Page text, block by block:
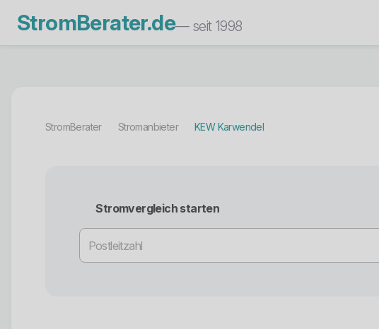
StromBerater.de— seit 1998
StromBerater Stromanbieter KEW Karwendel
Stromvergleich starten